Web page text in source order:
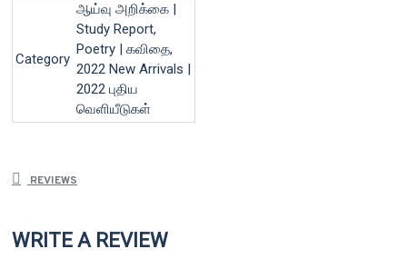
Category
ஆய்வு அறிக்கை |
Study Report,
Poetry | கவிதை,
2022 New Arrivals |
2022 புதிய
வெளியீடுகள்
REVIEWS
WRITE A REVIEW